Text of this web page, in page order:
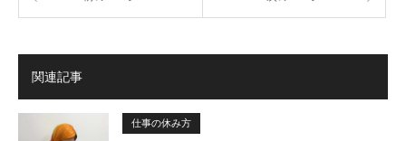
関連記事
仕事の休み方